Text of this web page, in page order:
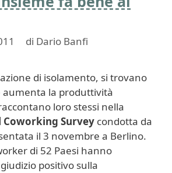
di Dario Banfi
di isolamento, si trovano
aumenta la produttività
loro stessi nella
Coworking Survey condotta da
il 3 novembre a Berlino.
di 52 Paesi hanno
positivo sulla